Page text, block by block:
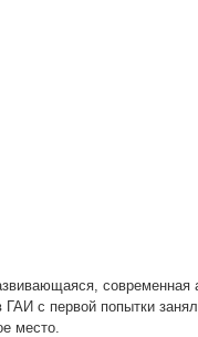
с первой попытки
место.